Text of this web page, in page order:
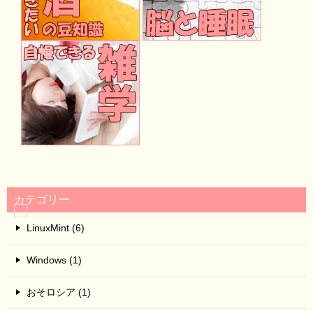
カテゴリー
LinuxMint (6)
Windows (1)
おそロシア (1)